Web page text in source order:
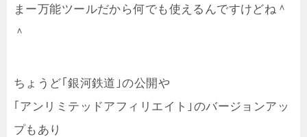
まー万能ツールだから何でも使えるんですけどね＾
＾
ちょうど｢銀河鉄道｣の公開や
｢アンリミテッドアフィリエイト｣のバージョンアッ
プもあり